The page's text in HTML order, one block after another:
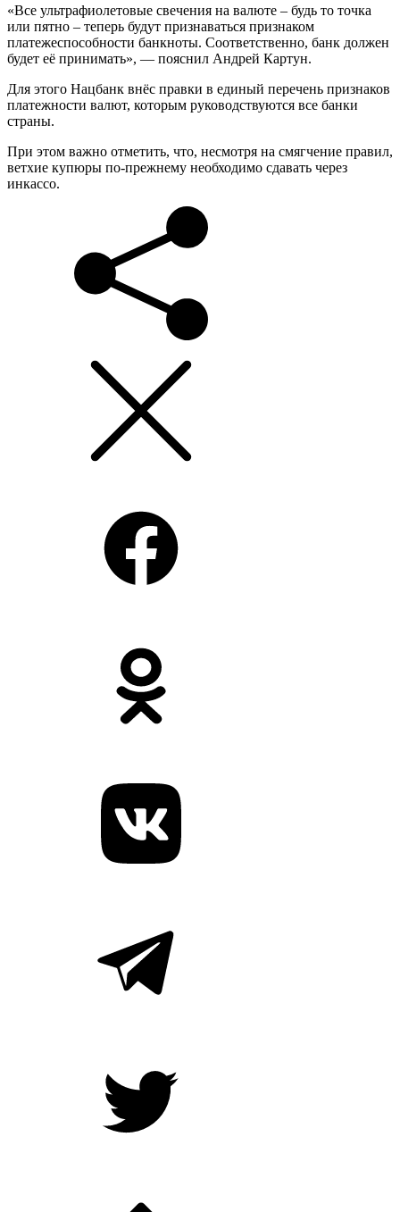
«Все ультрафиолетовые свечения на валюте – будь то точка
или пятно – теперь будут признаваться признаком
платежеспособности банкноты. Соответственно, банк должен
будет её принимать», — пояснил Андрей Картун.
Для этого Нацбанк внёс правки в единый перечень признаков
платежности валют, которым руководствуются все банки
страны.
При этом важно отметить, что, несмотря на смягчение правил,
ветхие купюры по-прежнему необходимо сдавать через
инкассо.